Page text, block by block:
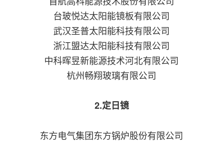
台玻悦达太阳能镜板有限公司
武汉圣普太阳能科技有限公司
浙江盟达太阳能科技有限公司
中科晖昱新能源技术河北有限公司
杭州畅翔玻璃有限公司
2.定日镜
东方电气集团东方锅炉股份有限公司